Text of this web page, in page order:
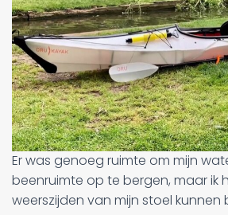
Er was genoeg ruimte om mijn
beenruimte op te bergen, maar ik
weerszijden van mijn stoel kunnen